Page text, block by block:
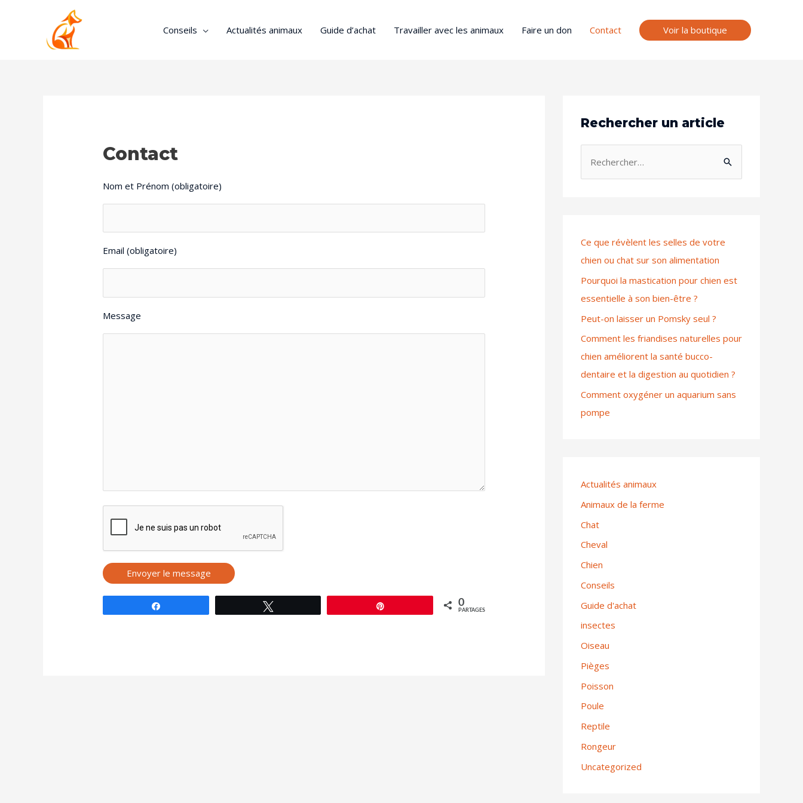
Conseils Actualités animaux Guide d’achat Travailler avec les animaux Faire un don Contact Voir la boutique
Contact
Nom et Prénom (obligatoire)
Email (obligatoire)
Message
0
PARTAGES
Rechercher un article
Ce que révèlent les selles de votre
chien ou chat sur son alimentation
Pourquoi la mastication pour chien est
essentielle à son bien-être ?
Peut-on laisser un Pomsky seul ?
Comment les friandises naturelles pour
chien améliorent la santé bucco-
dentaire et la digestion au quotidien ?
Comment oxygéner un aquarium sans
pompe
Actualités animaux
Animaux de la ferme
Chat
Cheval
Chien
Conseils
Guide d'achat
insectes
Oiseau
Pièges
Poisson
Poule
Reptile
Rongeur
Uncategorized